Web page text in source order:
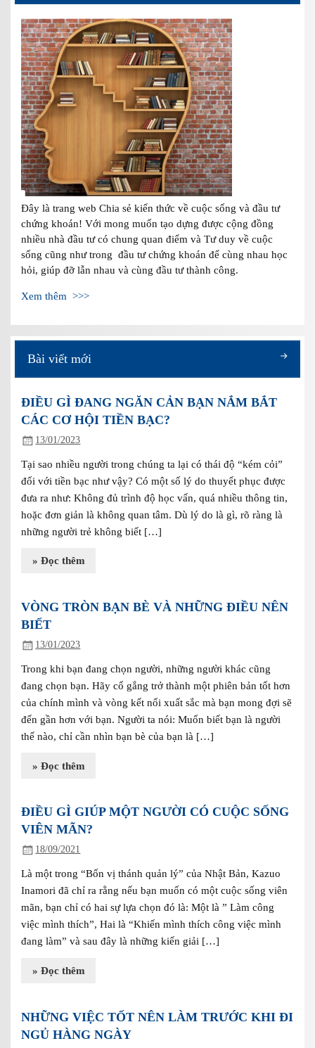
Đây là trang web Chia sẻ kiến thức về cuộc sống và đầu tư
chứng khoán! Với mong muốn tạo dựng được cộng đồng
nhiều nhà đầu tư có chung quan điểm và Tư duy về cuộc
sống cũng như trong đầu tư chứng khoán để cùng nhau học
hỏi, giúp đỡ lẫn nhau và cùng đầu tư thành công.
Xem thêm >>>
Bài viết mới
ĐIỀU GÌ ĐANG NGĂN CẢN BẠN NẮM BẮT
CÁC CƠ HỘI TIỀN BẠC?
13/01/2023
Tại sao nhiều người trong chúng ta lại có thái độ “kém cỏi”
đối với tiền bạc như vậy? Có một số lý do thuyết phục được
đưa ra như: Không đủ trình độ học vấn, quá nhiều thông tin,
hoặc đơn giản là không quan tâm. Dù lý do là gì, rõ ràng là
những người trẻ không biết […]
» Đọc thêm
VÒNG TRÒN BẠN BÈ VÀ NHỮNG ĐIỀU NÊN
BIẾT
13/01/2023
Trong khi bạn đang chọn người, những người khác cũng
đang chọn bạn. Hãy cố gắng trở thành một phiên bản tốt hơn
của chính mình và vòng kết nối xuất sắc mà bạn mong đợi sẽ
đến gần hơn với bạn. Người ta nói: Muốn biết bạn là người
thế nào, chỉ cần nhìn bạn bè của bạn là […]
» Đọc thêm
ĐIỀU GÌ GIÚP MỘT NGƯỜI CÓ CUỘC SỐNG
VIÊN MÃN?
18/09/2021
Là một trong “Bốn vị thánh quản lý” của Nhật Bản, Kazuo
Inamori đã chỉ ra rằng nếu bạn muốn có một cuộc sống viên
mãn, bạn chỉ có hai sự lựa chọn đó là: Một là ” Làm công
việc mình thích”, Hai là “Khiến mình thích công việc mình
đang làm” và sau đây là những kiến giải […]
» Đọc thêm
NHỮNG VIỆC TỐT NÊN LÀM TRƯỚC KHI ĐI
NGỦ HÀNG NGÀY